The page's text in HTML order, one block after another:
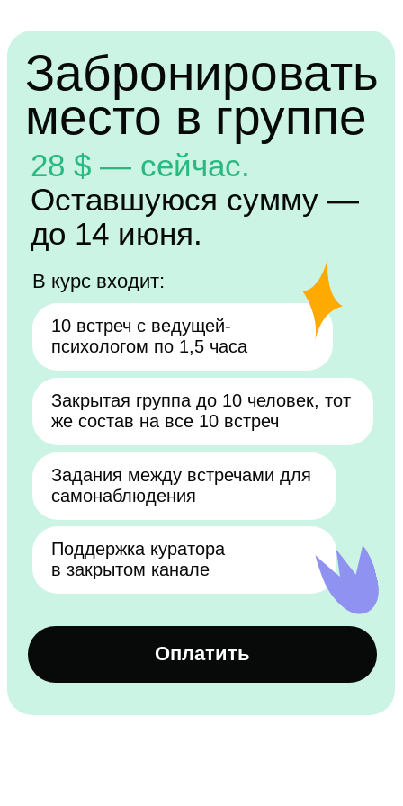
Поддержка куратора
в закрытом канале
Задания между встречами для
самонаблюдения
Закрытая группа до 10 человек, тот
же состав на все 10 встреч
10 встреч с ведущей-
психологом по 1,5 часа
В курс входит:
28 $ — сейчас.
Оставшуюся сумму —
до 14 июня.
Забронировать
место в группе